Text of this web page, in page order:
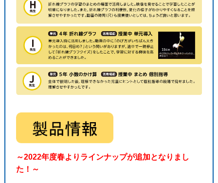
～2022年度春よりラインナップが追加となりまし
た！～